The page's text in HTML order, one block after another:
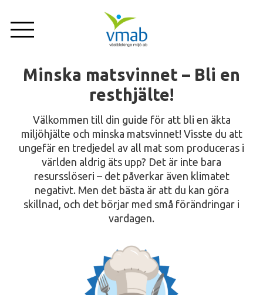
huvudinnehåll
Privat Företag Om oss
Nyheter
Tjänster
Anläggningar
Minska matsvinnet – Bli en
resthjälte!
Välkommen till din guide för att bli en äkta
miljöhjälte och minska matsvinnet! Visste du att
ungefär en tredjedel av all mat som produceras i
världen aldrig äts upp? Det är inte bara
resursslöseri – det påverkar även klimatet
negativt. Men det bästa är att du kan göra
skillnad, och det börjar med små förändringar i
vardagen.